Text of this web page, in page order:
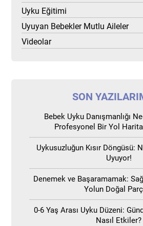
Uyku Eğitimi
Uyuyan Bebekler Mutlu Aileler
Videolar
SON
Bebek Uyku Danışmanlığı
Profesyonel Bir Yol
Uykusuzluğun Kısır Döngüsü:
Uyuyor!
Denemek ve Başaramamak:
Yolun Doğal
0-6 Yaş Arası Uyku Düzeni:
Nasıl Etkiler?